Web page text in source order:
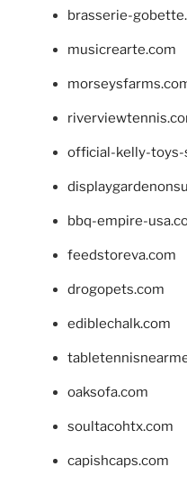
brasserie-
musicrearte.com
official-kelly-toys-
bbq-empire-
feedstoreva.com
drogopets.com
ediblechalk.com
oaksofa.com
soultacohtx.com
capishcaps.com